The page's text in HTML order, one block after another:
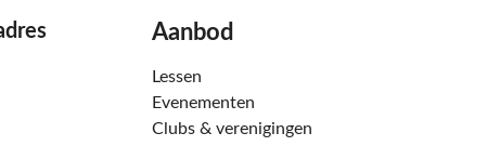
Aanbod
Lessen
Evenementen
Clubs & verenigingen